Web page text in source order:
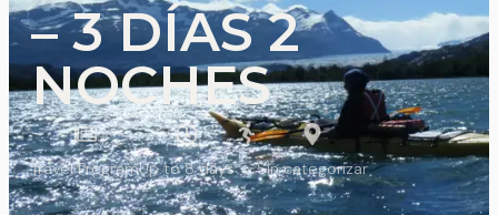
– 3 DÍAS 2
NOCHES
Travel ProgramUp to 8 days Sin categorizar